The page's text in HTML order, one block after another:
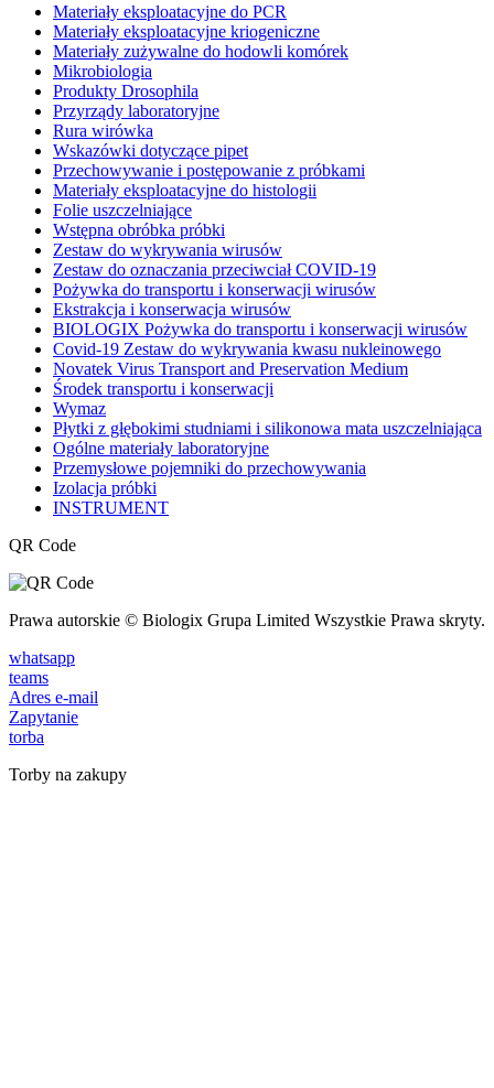
Materiały eksploatacyjne do PCR
Materiały eksploatacyjne kriogeniczne
Materiały zużywalne do hodowli komórek
Mikrobiologia
Produkty Drosophila
Przyrządy laboratoryjne
Rura wirówka
Wskazówki dotyczące pipet
Przechowywanie i postępowanie z próbkami
Materiały eksploatacyjne do histologii
Folie uszczelniające
Wstępna obróbka próbki
Zestaw do wykrywania wirusów
Zestaw do oznaczania przeciwciał COVID-19
Pożywka do transportu i konserwacji wirusów
Ekstrakcja i konserwacja wirusów
BIOLOGIX Pożywka do transportu i konserwacji wirusów
Covid-19 Zestaw do wykrywania kwasu nukleinowego
Novatek Virus Transport and Preservation Medium
Środek transportu i konserwacji
Wymaz
Płytki z głębokimi studniami i silikonowa mata uszczelniająca
Ogólne materiały laboratoryjne
Przemysłowe pojemniki do przechowywania
Izolacja próbki
INSTRUMENT
QR Code
Prawa autorskie © Biologix Grupa Limited Wszystkie Prawa skryty.
whatsapp
teams
Adres e-mail
Zapytanie
torba
Torby na zakupy